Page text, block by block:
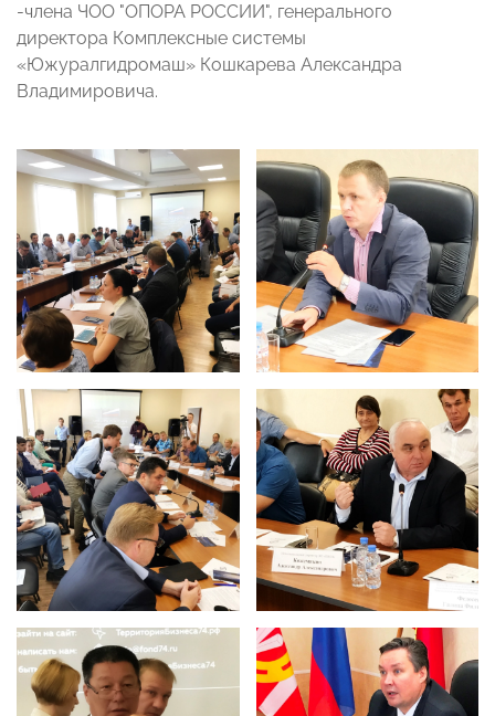
-члена ЧОО "ОПОРА РОССИИ", генерального
директора Комплексные системы
«Южуралгидромаш» Кошкарева Александра
Владимировича.